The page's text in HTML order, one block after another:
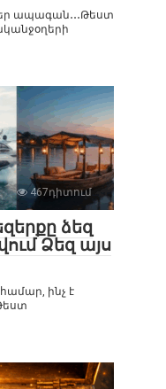
ապագան․․․Թեստ
467դիտում
ձեզ
Ձեզ այս
համար, ինչ է